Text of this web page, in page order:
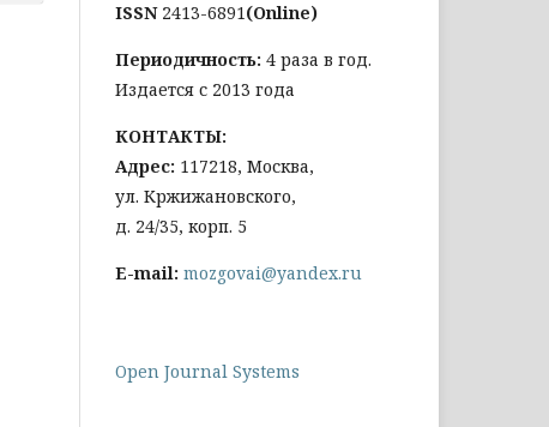
ISSN 2413-6891(Online)
Периодичность: 4 раза в год.
Издается с 2013 года
КОНТАКТЫ:
Адрес: 117218, Москва,
ул. Кржижановского,
д. 24/35, корп. 5
E-mail: mozgovai@yandex.ru
Open Journal Systems